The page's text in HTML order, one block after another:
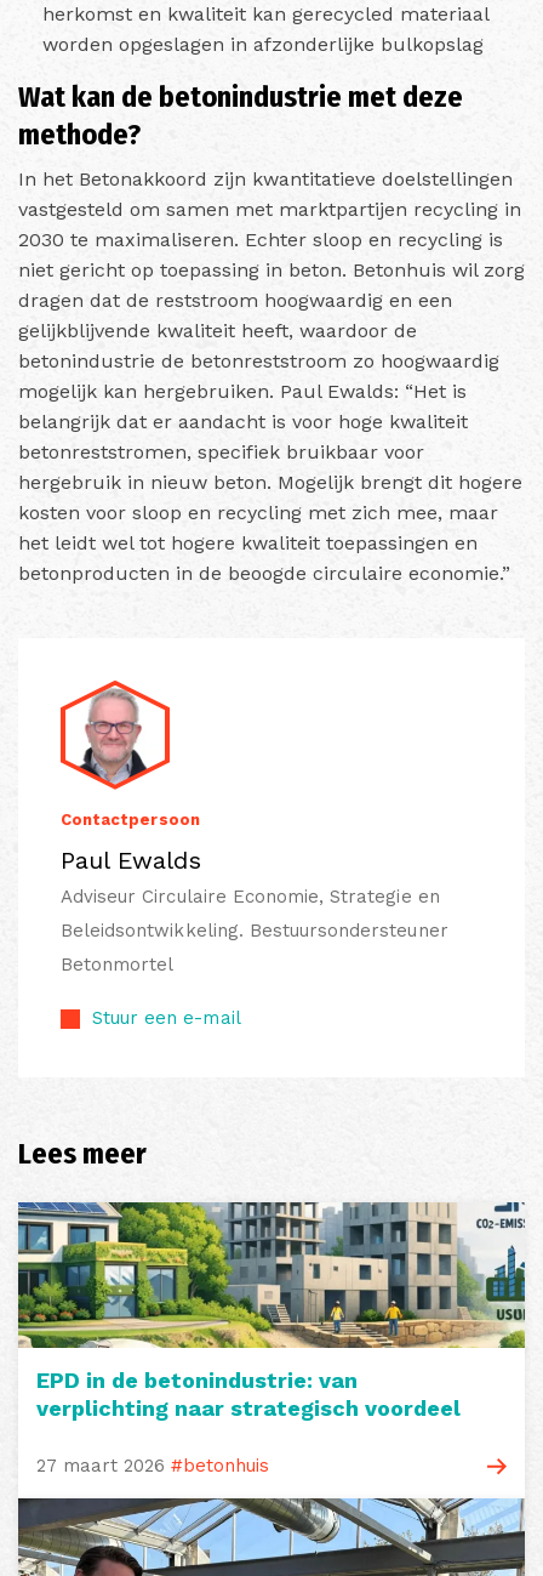
herkomst en kwaliteit kan gerecycled materiaal
worden opgeslagen in afzonderlijke bulkopslag
Wat kan de betonindustrie met deze
methode?
In het Betonakkoord zijn kwantitatieve doelstellingen
vastgesteld om samen met marktpartijen recycling in
2030 te maximaliseren. Echter sloop en recycling is
niet gericht op toepassing in beton. Betonhuis wil zorg
dragen dat de reststroom hoogwaardig en een
gelijkblijvende kwaliteit heeft, waardoor de
betonindustrie de betonreststroom zo hoogwaardig
mogelijk kan hergebruiken. Paul Ewalds: “Het is
belangrijk dat er aandacht is voor hoge kwaliteit
betonreststromen, specifiek bruikbaar voor
hergebruik in nieuw beton. Mogelijk brengt dit hogere
kosten voor sloop en recycling met zich mee, maar
het leidt wel tot hogere kwaliteit toepassingen en
betonproducten in de beoogde circulaire economie.”
Contactpersoon
Paul Ewalds
Adviseur Circulaire Economie, Strategie en
Beleidsontwikkeling. Bestuursondersteuner
Betonmortel
Stuur een e-mail
Lees meer
EPD in de betonindustrie: van
verplichting naar strategisch voordeel
27 maart 2026 #betonhuis